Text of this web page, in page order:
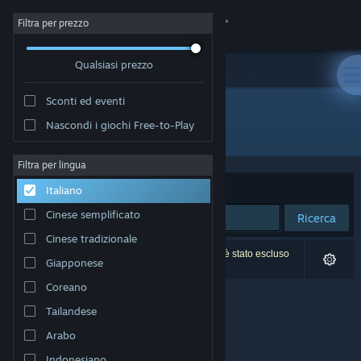
Accedi
Informazioni
Assistenza
Cambia la lingua
Ottieni l'app mobile di Steam
Visualizza il sito web per desktop
Filtra per prezzo
Qualsiasi prezzo
Sconti ed eventi
Nascondi i giochi Free-to-Play
Filtra per lingua
Italiano
Cinese semplificato
Cinese tradizionale
Giapponese
Coreano
Tailandese
Arabo
Sviluppatore: kivoro
Ordina per Rilevanza
Ricerca
0 risultati corrispondono alla tua ricerca. 1 titolo è stato escluso
in base alle tue preferenze.